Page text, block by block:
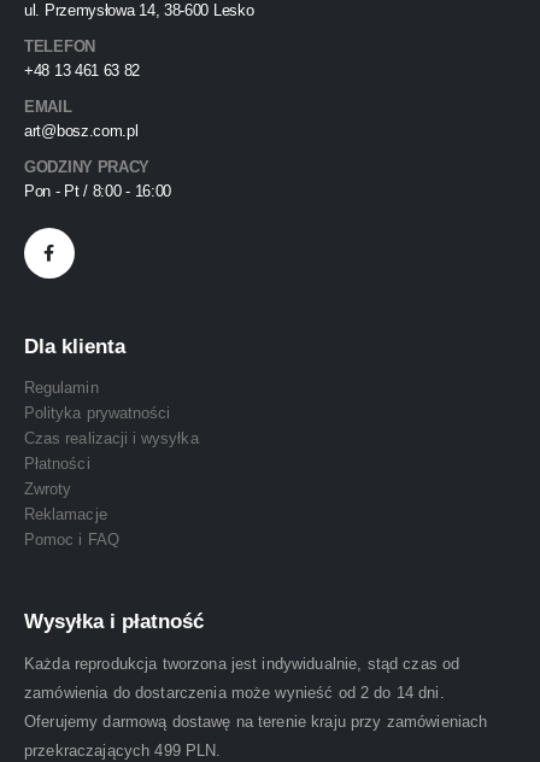
ul. Przemysłowa 14, 38-600 Lesko
TELEFON
+48 13 461 63 82
EMAIL
art@bosz.com.pl
GODZINY PRACY
Pon - Pt / 8:00 - 16:00
Dla klienta
Regulamin
Polityka prywatności
Czas realizacji i wysyłka
Płatności
Zwroty
Reklamacje
Pomoc i FAQ
Wysyłka i płatność
Każda reprodukcja tworzona jest indywidualnie, stąd czas od
zamówienia do dostarczenia może wynieść od 2 do 14 dni.
Oferujemy darmową dostawę na terenie kraju przy zamówieniach
przekraczających 499 PLN.